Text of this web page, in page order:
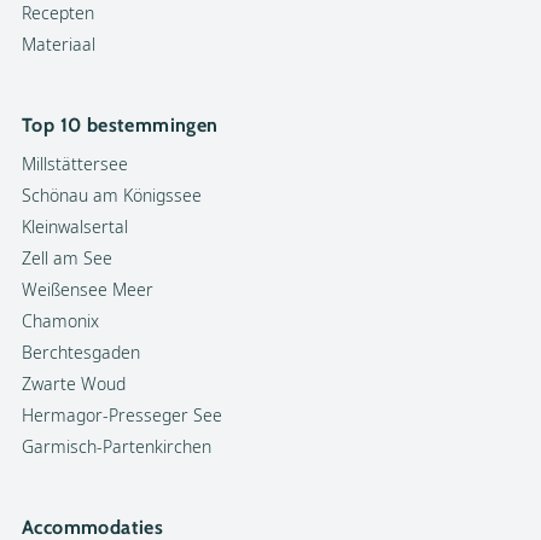
Recepten
Materiaal
Top 10 bestemmingen
Millstättersee
Schönau am Königssee
Kleinwalsertal
Zell am See
Weißensee Meer
Chamonix
Berchtesgaden
Zwarte Woud
Hermagor-Presseger See
Garmisch-Partenkirchen
Accommodaties